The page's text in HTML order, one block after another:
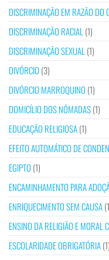
DISCRIMINAÇÃO EM RAZÃO DO
DISCRIMINAÇÃO RACIAL (1)
DISCRIMINAÇÃO SEXUAL (1)
DIVÓRCIO (3)
DIVÓRCIO MARROQUINO (1)
DOMICÍLIO DOS NÓMADAS(1)
EDUCAÇÃO RELIGIOSA(1)
EFEITO AUTOMÁTICO DE
EGIPTO (1)
ENCAMINHAMENTO PARA
ENRIQUECIMENTO SEM CAUSA
ENSINO DA RELIGIÃO E MORAL
ESCOLARIDADE OBRIGATÓRIA(1)